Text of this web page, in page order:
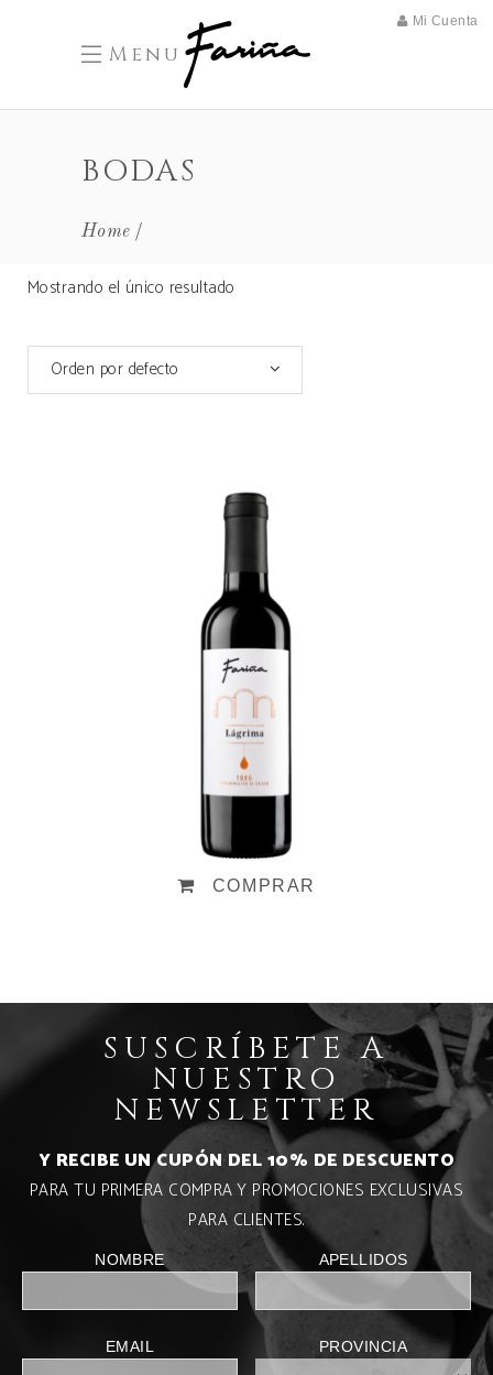
Menu
Mi Cuenta
BODAS
Home
Mostrando el único resultado
Orden por defecto
Fariña Lágrima 2024 Obsequio
5,50€
COMPRAR
SUSCRÍBETE A
NUESTRO
NEWSLETTER
Y RECIBE UN CUPÓN DEL 10% DE DESCUENTO
PARA TU PRIMERA COMPRA Y PROMOCIONES EXCLUSIVAS
PARA CLIENTES.
NOMBRE APELLIDOS
EMAIL PROVINCIA